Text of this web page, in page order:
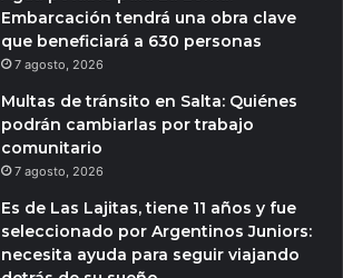
Embarcación tendrá una obra clave
que beneficiará a 630 personas
7 agosto, 2026
Multas de tránsito en Salta: Quiénes
podrán cambiarlas por trabajo
comunitario
7 agosto, 2026
Es de Las Lajitas, tiene 11 años y fue
seleccionado por Argentinos Juniors:
necesita ayuda para seguir viajando